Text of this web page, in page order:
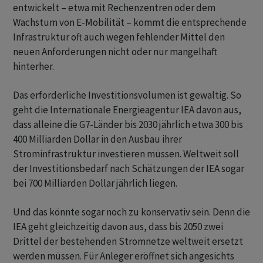
entwickelt – etwa mit Rechenzentren oder dem
Wachstum von E-Mobilität – kommt die entsprechende
Infrastruktur oft auch wegen fehlender Mittel den
neuen Anforderungen nicht oder nur mangelhaft
hinterher.
Das erforderliche Investitionsvolumen ist gewaltig. So
geht die Internationale Energieagentur IEA davon aus,
dass alleine die G7-Länder bis 2030 jährlich etwa 300 bis
400 Milliarden Dollar in den Ausbau ihrer
Strominfrastruktur investieren müssen. Weltweit soll
der Investitionsbedarf nach Schätzungen der IEA sogar
bei 700 Milliarden Dollar jährlich liegen.
Und das könnte sogar noch zu konservativ sein. Denn die
IEA geht gleichzeitig davon aus, dass bis 2050 zwei
Drittel der bestehenden Stromnetze weltweit ersetzt
werden müssen. Für Anleger eröffnet sich angesichts